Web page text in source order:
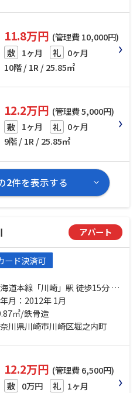
11.8万円 (管理費 10,000円)
敷 1ヶ月 礼 0ヶ月
10階 / 1R / 25.85㎡
12.2万円 (管理費 5,000円)
敷 1ヶ月 礼 0ヶ月
9階 / 1R / 25.85㎡
2件を表示する
アパート
ード決済可
道本線「川崎」駅 徒歩15分 京
線「京急川崎」駅 徒歩11分 京
師線「港町」駅 徒歩10分
月：2012年 1月
㎡/鉄骨造
川県川崎市川崎区堀之内町
12.2万円 (管理費 6,500円)
敷 0万円 礼 1ヶ月